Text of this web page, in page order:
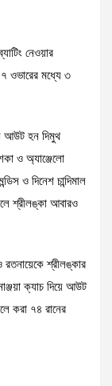
নেওয়ার
ওভারের মধ্যে ৩
আউট হন দিমুথ
ও অ্যাঞ্জেলো
ও দিনেশ চান্দিমাল
শ্রীলঙ্কা আবারও
রতনায়েকে শ্রীলঙ্কার
ক্যাচ দিয়ে আউট
করা ৭৪ রানের